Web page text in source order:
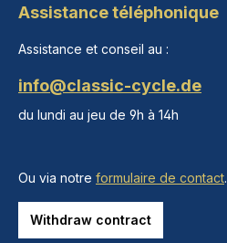
Assistance téléphonique
Assistance et conseil au :
info@classic-cycle.de
du lundi au jeu de 9h à 14h
Ou via notre formulaire de contact.
Withdraw contract